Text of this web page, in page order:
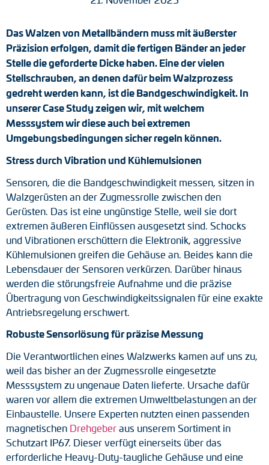
LWL-Signalübertragung
Impulsverteiler
Impulsumformer
Frequenz-Spannungs-Wandler
Kabelschutz
Kupplungen
Zwischenflansche
Adapterwellen
Drehmomentstützen
DC Motoren
AC Synchrongeneratoren
Das Walzen von Metallbändern muss mit äußerster
Präzision erfolgen, damit die fertigen Bänder an jeder
Stelle die geforderte Dicke haben. Eine der vielen
Stellschrauben, an denen dafür beim Walzprozess
gedreht werden kann, ist die Bandgeschwindigkeit. In
unserer Case Study zeigen wir, mit welchem
Messsystem wir diese auch bei extremen
Umgebungsbedingungen sicher regeln können.
Stress durch Vibration und Kühlemulsionen
Sensoren, die die Bandgeschwindigkeit messen, sitzen in
Walzgerüsten an der Zugmessrolle zwischen den
Gerüsten. Das ist eine ungünstige Stelle, weil sie dort
extremen äußeren Einflüssen ausgesetzt sind. Schocks
und Vibrationen erschüttern die Elektronik, aggressive
Kühlemulsionen greifen die Gehäuse an. Beides kann die
Lebensdauer der Sensoren verkürzen. Darüber hinaus
werden die störungsfreie Aufnahme und die präzise
Übertragung von Geschwindigkeitssignalen für eine exakte
Antriebsregelung erschwert.
Robuste Sensorlösung für präzise Messung
Die Verantwortlichen eines Walzwerks kamen auf uns zu,
weil das bisher an der Zugmessrolle eingesetzte
Messsystem zu ungenaue Daten lieferte. Ursache dafür
waren vor allem die extremen Umweltbelastungen an der
Einbaustelle. Unsere Experten nutzten einen passenden
magnetischen Drehgeber aus unserem Sortiment in
Schutzart IP67. Dieser verfügt einerseits über das
erforderliche Heavy-Duty-taugliche Gehäuse und eine